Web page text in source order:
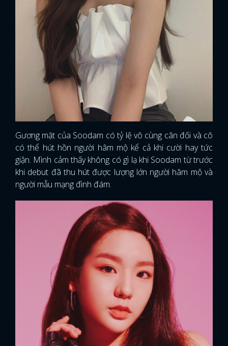
Gương mặt của Soodam có tỷ lệ vô cùng cân đối và cô
có thể hút hồn người hâm mộ kể cả khi cười hay tức
giận. Mình cảm thấy không có gì lạ khi Soodam từ trước
khi debut đã thu hút được lượng lớn người hâm mộ và
người mẫu mạng đình đám.